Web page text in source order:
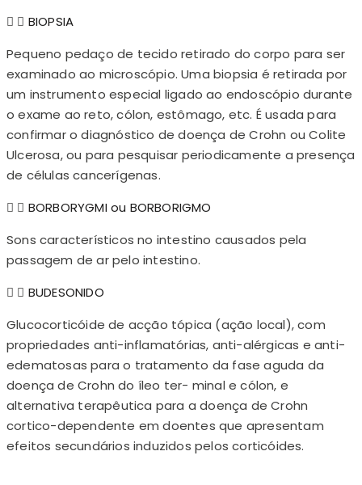
BIOPSIA
Pequeno pedaço de tecido retirado do corpo para ser
examinado ao microscópio. Uma biopsia é retirada por
um instrumento especial ligado ao endoscópio durante
o exame ao reto, cólon, estômago, etc. É usada para
confirmar o diagnóstico de doença de Crohn ou Colite
Ulcerosa, ou para pesquisar periodicamente a presença
de células cancerígenas.
BORBORYGMI ou BORBORIGMO
Sons característicos no intestino causados pela
passagem de ar pelo intestino.
BUDESONIDO
Glucocorticóide de acção tópica (ação local), com
propriedades anti-inflamatórias, anti-alérgicas e anti-
edematosas para o tratamento da fase aguda da
doença de Crohn do íleo ter- minal e cólon, e
alternativa terapêutica para a doença de Crohn
cortico-dependente em doentes que apresentam
efeitos secundários induzidos pelos corticóides.